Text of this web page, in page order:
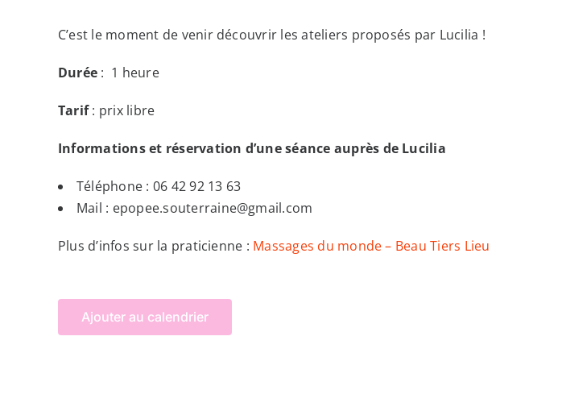
C’est le moment de venir découvrir les ateliers proposés par Lucilia !
Durée : 1 heure
Tarif: prix libre
Informations et réservation d’une séance auprès de Lucilia
Téléphone : 06 42 92 13 63
Mail : epopee.souterraine@gmail.com
Plus d’infos sur la praticienne : Massages du monde – Beau Tiers Lieu
Ajouter au calendrier